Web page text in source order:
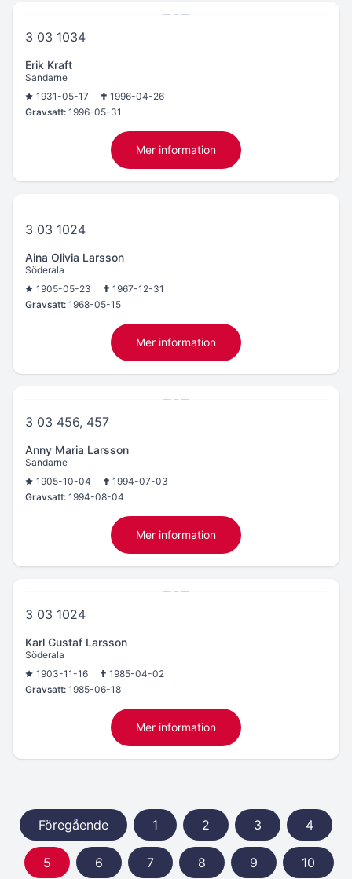
3 03 1034
Erik Kraft
Sandarne
1931-05-17
1996-04-26
Gravsatt: 1996-05-31
Mer information
3 03 1024
Aina Olivia Larsson
Söderala
1905-05-23
1967-12-31
Gravsatt: 1968-05-15
Mer information
3 03 456, 457
Anny Maria Larsson
Sandarne
1905-10-04
1994-07-03
Gravsatt: 1994-08-04
Mer information
3 03 1024
Karl Gustaf Larsson
Söderala
1903-11-16
1985-04-02
Gravsatt: 1985-06-18
Mer information
Föregående 1 2 3 4
5 6 7 8 9 10